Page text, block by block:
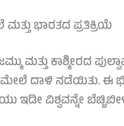
ಭಾರತದ ಪ್ರತಿಕ್ರಿಯೆ
ಮತ್ತು ಕಾಶ್ಮೀರದ
ದಾಳಿ ನಡೆಯಿತು. ಈ
ಇಡೀ ವಿಶ್ವವನ್ನೇ